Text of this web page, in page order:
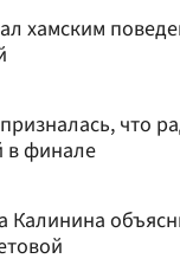
хамским
что
в финале
Калинина